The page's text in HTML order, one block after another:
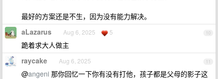
最好的方案还是不生，因为没有能力解决。
10
aLazarus Aug 6, 2025 5
跪着求大人做主
11
raycake Aug 6, 2025
@angeni 那你回忆一下你有没有打他，孩子都是父母的影子这